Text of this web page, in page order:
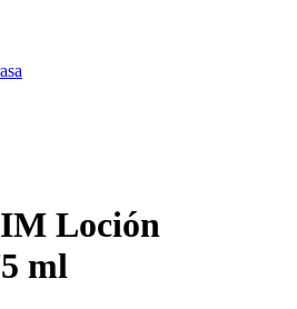
Loción
ml